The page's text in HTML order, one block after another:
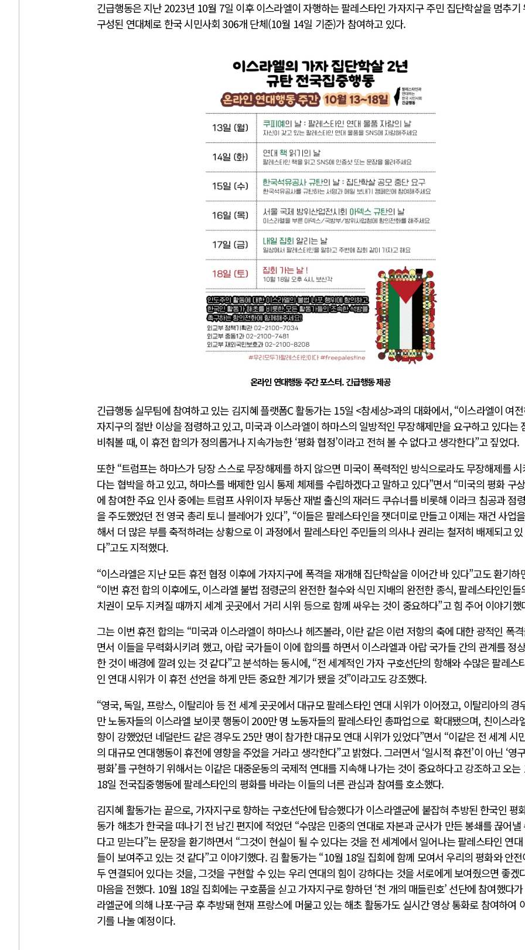
긴급행동은 지난 2023년 10월 7일 이후 이스라엘이 자행하는 팔레스타인 가자지구 주민 집단학살을 멈추기
구성된 연대체로 한국 시민사회 306개 단체(10월 14일 기준)가 참여하고 있다.
온라인 연대행동 주간 포스터. 긴급행동 제공
긴급행동 실무팀에 참여하고 있는 김지혜 플랫폼C 활동가는 15일 <참세상>과의 대화에서, “이스라엘이 여
자지구의 절반 이상을 점령하고 있고, 미국과 이스라엘이 하마스의 일방적인 무장해제만을 요구하고 있다는
비춰볼 때, 이 휴전 합의가 정의롭거나 지속가능한 ‘평화 협정’이라고 전혀 볼 수 없다고 생각한다”고 짚었다.
또한 “트럼프는 하마스가 당장 스스로 무장해제를 하지 않으면 미국이 폭력적인 방식으로라도 무장해제를
다는 협박을 하고 있고, 하마스를 배제한 임시 통제 체제를 수립하겠다고 말하고 있다”면서 “미국의 평화 구
에 참여한 주요 인사 중에는 트럼프 사위이자 부동산 재벌 출신의 재러드 쿠슈너를 비롯해 이라크 침공과 점령
을 주도했었던 전 영국 총리 토니 블레어가 있다”, “이들은 팔레스타인을 잿더미로 만들고 이제는 재건 사업
해서 더 많은 부를 축적하려는 상황으로 이 과정에서 팔레스타인 주민들의 의사나 권리는 철저히 배제되고 있
다”고도 지적했다.
“이스라엘은 지난 모든 휴전 협정 이후에 가자지구에 폭격을 재개해 집단학살을 이어간 바 있다”고도 환기하
“이번 휴전 합의 이후에도, 이스라엘 불법 점령군의 완전한 철수와 식민 지배의 완전한 종식, 팔레스타인인들
치권이 모두 지켜질 때까지 세계 곳곳에서 거리 시위 등으로 함께 싸우는 것이 중요하다”고 힘 주어 이야기했
그는 이번 휴전 합의는 “미국과 이스라엘이 하마스나 헤즈볼라, 이란 같은 이런 저항의 축에 대한 광적인 폭
면서 이들을 무력화시키려 했고, 아랍 국가들이 이에 합의를 하면서 이스라엘과 아랍 국가들 간의 관계를 정
한 것이 배경에 깔려 있는 것 같다”고 분석하는 동시에, “전 세계적인 가자 구호선단의 항해와 수많은 팔레스
인 연대 시위가 이 휴전 선언을 하게 만든 중요한 계기가 됐을 것”이라고도 강조했다.
“영국, 독일, 프랑스, 이탈리아 등 전 세계 곳곳에서 대규모 팔레스타인 연대 시위가 이어졌고, 이탈리아의 경
만 노동자들의 이스라엘 보이콧 행동이 200만 명 노동자들의 팔레스타인 총파업으로 확대됐으며, 친이스라
향이 강했었던 네덜란드 같은 경우도 25만 명이 참가한 대규모 연대 시위가 있었다”면서 “이같은 전 세계 시
의 대규모 연대행동이 휴전에 영향을 주었을 거라고 생각한다”고 밝혔다. 그러면서 ‘일시적 휴전’이 아닌 ‘영
평화’를 구현하기 위해서는 이같은 대중운동의 국제적 연대를 지속해 나가는 것이 중요하다고 강조하고 오는
18일 전국집중행동에 팔레스타인의 평화를 바라는 이들의 너른 관심과 참여를 호소했다.
김지혜 활동가는 끝으로, 가자지구로 향하는 구호선단에 탑승했다가 이스라엘군에 붙잡혀 추방된 한국인 평
동가 해초가 한국을 떠나기 전 남긴 편지에 적었던 “수많은 민중의 연대로 자본과 군사가 만든 봉쇄를 끊어낼
다고 믿는다”는 문장을 환기하면서 “그것이 현실이 될 수 있다는 것을 전 세계에서 일어나는 팔레스타인 연
들이 보여주고 있는 것 같다”고 이야기했다. 김 활동가는 “10월 18일 집회에 함께 모여서 우리의 평화와 안
두 연결되어 있다는 것을, 그것을 구현할 수 있는 우리 연대의 힘이 강하다는 것을 서로에게 보여줬으면 좋겠
마음을 전했다. 10월 18일 집회에는 구호품을 싣고 가자지구로 향하던 ‘천 개의 매들린호’ 선단에 참여했다
라엘군에 의해 나포·구금 후 추방돼 현재 프랑스에 머물고 있는 해초 활동가도 실시간 영상 통화로 참여하여
기를 나눌 예정이다.